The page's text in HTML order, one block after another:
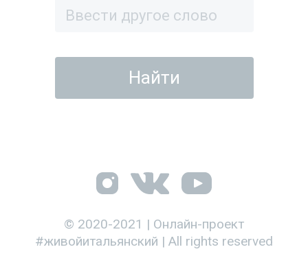
© 2020-2021 | Онлайн-проект
#живойитальянский | All rights reserved